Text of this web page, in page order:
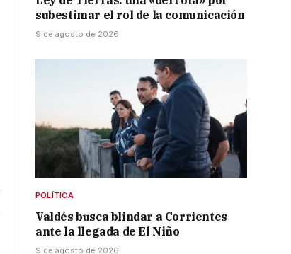
subestimar el rol de la comunicación
9 de agosto de 2026
POLÍTICA
Valdés busca blindar a Corrientes
ante la llegada de El Niño
9 de agosto de 2026